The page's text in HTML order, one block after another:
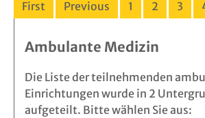
First Previous 1 2 3
Ambulante Medizin
Die Liste der teilnehmenden
Einrichtungen wurde in 2
aufgeteilt. Bitte wählen Sie aus: